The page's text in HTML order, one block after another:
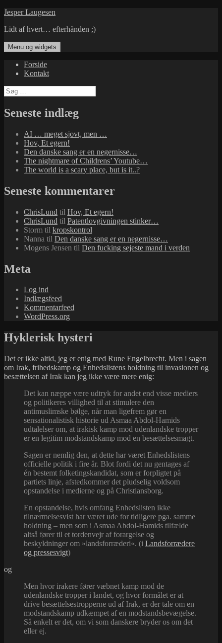
Hop
indhold
Jesper Laugesen
Lidt af hvert… efterhånden ;)
Menu og widgets
Forside
Kontakt
Søg
efter:
Seneste indlæg
AI … meget sjovt, men …
Hov, Et egern!
Den danske sang er en negernisse…
The nightmare of Childrens’ Youtube…
The world is a scary place, but is it..?
Seneste kommentarer
ChrisLund til Hov, Et egern!
ChrisLund til Patentlovgivningen stinker…
Storm til kropskontrol
Nanna til Den danske sang er en negernisse…
Mogens Jensen til Den fucking sejeste mand i verden
Meta
Log ind
Indlægsfeed
Kommentarfeed
WordPress.org
Hyklerisk hysteri
Det er ikke altid, jeg er enig med Rune Engelbrecht. Men i sagen
om Irak, frihedskamp og Enhedslistens holdning til invasionen og
besættelsen af Irak kan jeg ikke være mere enig:
Det kan næppe være udtryk for andet end visse mediers
og politikeres villighed til at stimulere den
antimuslimske bølge, når man ligefrem gør en
sensationalistisk historie ud Asmaa Abdol-Hamids
udtalelser om, at irakisk kamp mod udenlandske tropper
er en legitim modstandskamp mod en besættelsesmagt.
Sagen er nemlig den, at dette har været Enhedslistens
officielle politik i fire år. Blot fordi det nu gentages af
én bestemt folketingskandidat, som er forpligtet på
partiets linje, afstedkommer det pludselig voldsom
opstandelse i medierne og på Christiansborg.
En opstandelse, hvis omfang Enhedslisten ikke
tilnærmelsesvist har været ude for tidligere pga. samme
holdning – men som i Asmaa Abdol-Hamids tilfælde
altså fører til et tordenvejr af forargelse og
beskyldninger om »landsforræderi«. (i Landsforrædere
og pressesvigt)
og
Men hvor irakere fører væbnet kamp mod de
udenlandske tropper i landet, og hvor formålet er at
drive besættelsestropperne ud af Irak, er der tale om en
modstandskamp udkæmpet af en modstandsbevægelse.
Så enkelt er det, om vi som danskere bryder os om det
eller ej.